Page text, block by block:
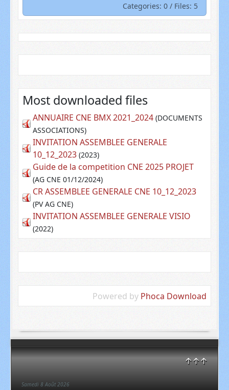
↑↑↑
Samedi 8 Août 2026
Categories: 0 / Files: 5
Most downloaded files
ANNUAIRE CNE BMX 2021_2024 (DOCUMENTS
ASSOCIATIONS)
INVITATION ASSEMBLEE GENERALE
10_12_2023 (2023)
Guide de la competition CNE 2025 PROJET
(AG CNE 01/12/2024)
CR ASSEMBLEE GENERALE CNE 10_12_2023
(PV AG CNE)
INVITATION ASSEMBLEE GENERALE VISIO
(2022)
Powered by Phoca Download